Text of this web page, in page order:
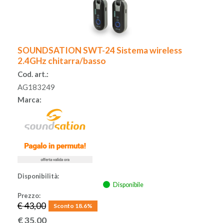
SOUNDSATION SWT-24 Sistema wireless
2.4GHz chitarra/basso
Cod. art.:
AG183249
Marca:
Disponibilità:
Disponibile
Prezzo:
€ 43,00 Sconto 18.6%
€35,00